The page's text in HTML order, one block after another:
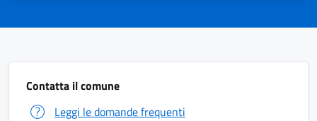
Contatta il comune
Leggi le domande frequenti